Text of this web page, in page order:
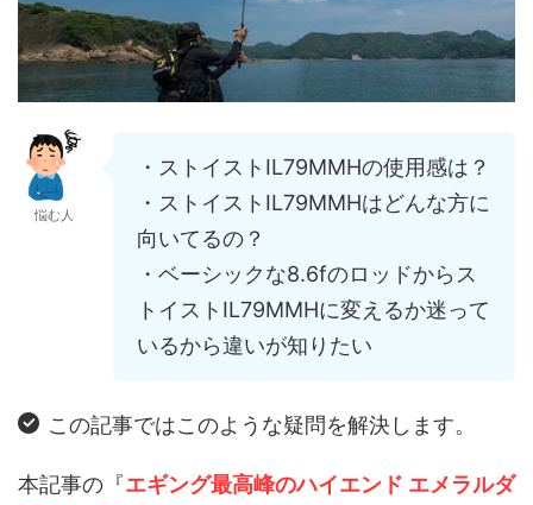
悩む人
・ストイストIL79MMHの使用感は？
・ストイストIL79MMHはどんな方に
向いてるの？
・ベーシックな8.6fのロッドからス
トイストIL79MMHに変えるか迷って
いるから違いが知りたい
この記事ではこのような疑問を解決します。
本記事の『エギング最高峰のハイエンド エメラルダ